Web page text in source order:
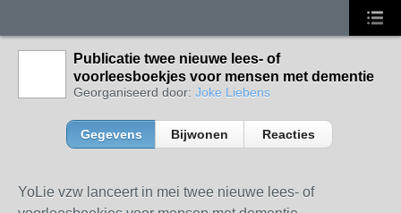
Publicatie twee nieuwe lees- of
voorleesboekjes voor mensen met dementie
Georganiseerd door: Joke Liebens
Gegevens Bijwonen Reacties
YoLie vzw lanceert in mei twee nieuwe lees- of